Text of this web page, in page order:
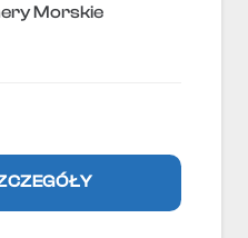
Morskie